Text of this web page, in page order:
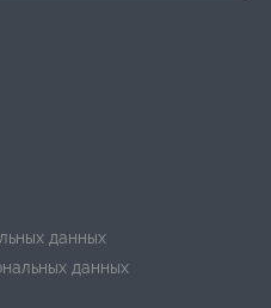
данных
данных